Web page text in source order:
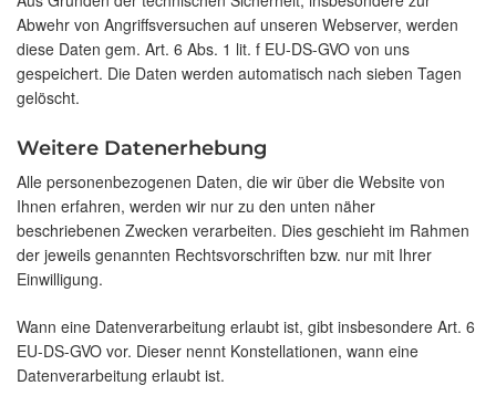
Abwehr von Angriffsversuchen auf unseren Webserver, werden
diese Daten gem. Art. 6 Abs. 1 lit. f EU-DS-GVO von uns
gespeichert. Die Daten werden automatisch nach sieben Tagen
gelöscht.
Weitere Datenerhebung
Alle personenbezogenen Daten, die wir über die Website von
Ihnen erfahren, werden wir nur zu den unten näher
beschriebenen Zwecken verarbeiten. Dies geschieht im Rahmen
der jeweils genannten Rechtsvorschriften bzw. nur mit Ihrer
Einwilligung.
Wann eine Datenverarbeitung erlaubt ist, gibt insbesondere Art. 6
EU-DS-GVO vor. Dieser nennt Konstellationen, wann eine
Datenverarbeitung erlaubt ist.